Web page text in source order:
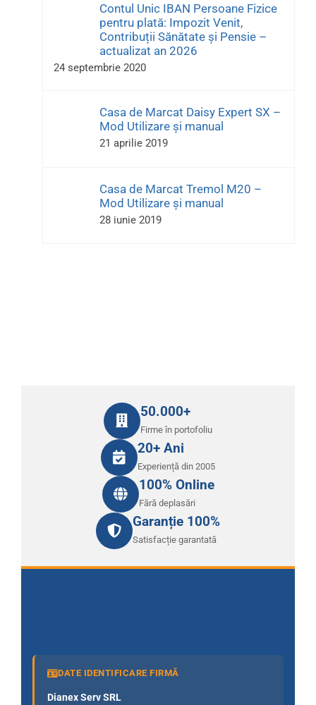
Contul Unic IBAN Persoane Fizice
pentru plată: Impozit Venit,
Contribuții Sănătate și Pensie –
actualizat an 2026
24 septembrie 2020
Casa de Marcat Daisy Expert SX –
Mod Utilizare și manual
21 aprilie 2019
Casa de Marcat Tremol M20 –
Mod Utilizare și manual
28 iunie 2019
50.000+
Firme în portofoliu
20+ Ani
Experiență din 2005
100% Online
Fără deplasări
Garanție 100%
Satisfacție garantată
DATE IDENTIFICARE FIRMĂ
Dianex Serv SRL